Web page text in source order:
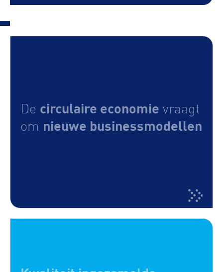
De circulaire economie vraagt
om nieuwe businessmodellen